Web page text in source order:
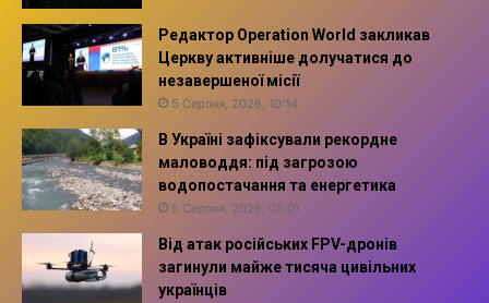
Редактор Operation World закликав
Церкву активніше долучатися до
незавершеної місії
5 Серпня, 2026, 10:14
В Україні зафіксували рекордне
маловоддя: під загрозою
водопостачання та енергетика
5 Серпня, 2026, 08:01
Від атак російських FPV-дронів
загинули майже тисяча цивільних
українців